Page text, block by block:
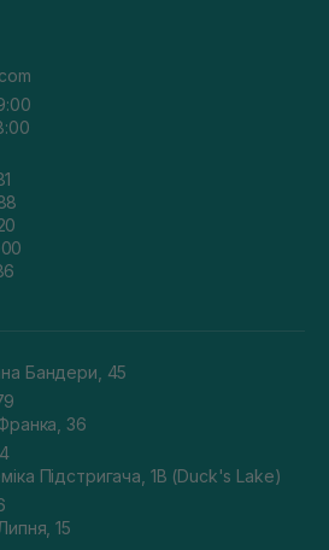
Бандери, 45
36
Підстригача, 1В (Duck's Lake)
15